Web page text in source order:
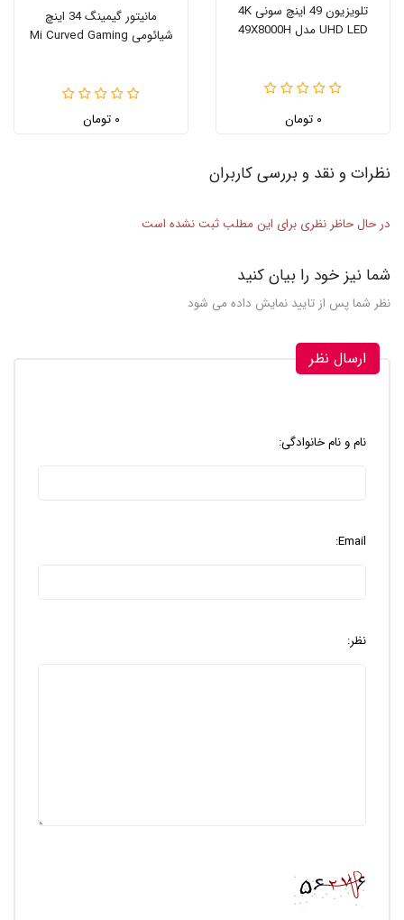
تلویزیون 49 اینچ سونی 4K
UHD LED مدل 49X8000H
۰ تومان
مانیتور گیمینگ 34 اینچ
شیائومی Mi Curved Gaming
۰ تومان
نظرات و نقد و بررسی کاربران
در حال حاظر نظری برای این مطلب ثبت نشده است
شما نیز خود را بیان کنید
نظر شما پس از تایید نمایش داده می شود
ارسال نظر
نام و نام خانوادگی:
Email:
نظر: